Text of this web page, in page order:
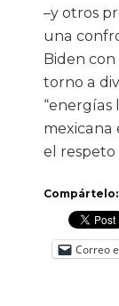
–y otros
una
Biden
torno a
“energías
mexicana
el respeto
Compártelo:
Correo